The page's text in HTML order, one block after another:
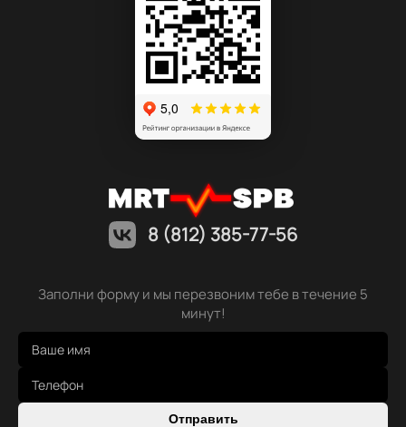
8 (812) 385-77-56
Заполни форму и мы перезвоним тебе в течение 5
минут!
Отправить